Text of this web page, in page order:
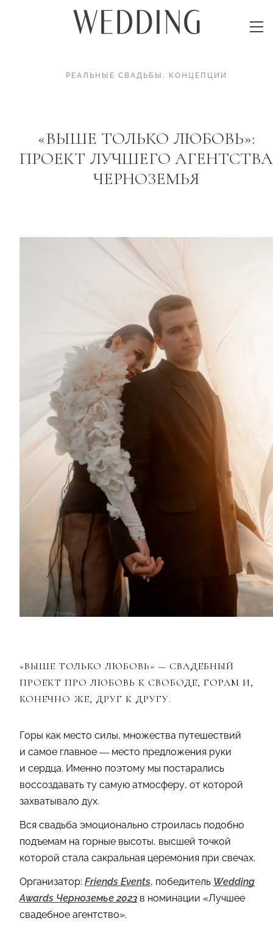
РЕАЛЬНЫЕ СВАДЬБЫ . КОНЦЕПЦИИ
«ВЫШЕ ТОЛЬКО ЛЮБОВЬ»:
ПРОЕКТ ЛУЧШЕГО АГЕНТСТВА
ЧЕРНОЗЕМЬЯ
«ВЫШЕ ТОЛЬКО ЛЮБОВЬ» — СВАДЕБНЫЙ
ПРОЕКТ ПРО ЛЮБОВЬ К СВОБОДЕ, ГОРАМ И,
КОНЕЧНО ЖЕ, ДРУГ К ДРУГУ.
Горы как место силы, множества путешествий
и самое главное — место предложения руки
и сердца. Именно поэтому мы постарались
воссоздавать ту самую атмосферу, от которой
захватывало дух.
Вся свадьба эмоционально строилась подобно
подъемам на горные высоты, высшей точкой
которой стала сакральная церемония при свечах.
Организатор: Friends Events, победитель Wedding
Awards Черноземье 2023 в номинации «Лучшее
свадебное агентство».